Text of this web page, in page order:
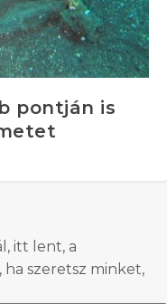
pontján is
itt lent, a
szeretsz minket,